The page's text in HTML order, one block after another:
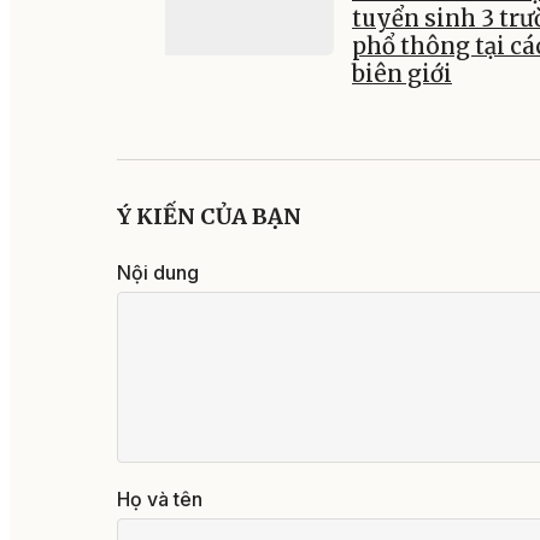
tuyển sinh 3
phổ thông tại
biên giới
Ý KIẾN CỦA BẠN
Nội dung
Họ và tên